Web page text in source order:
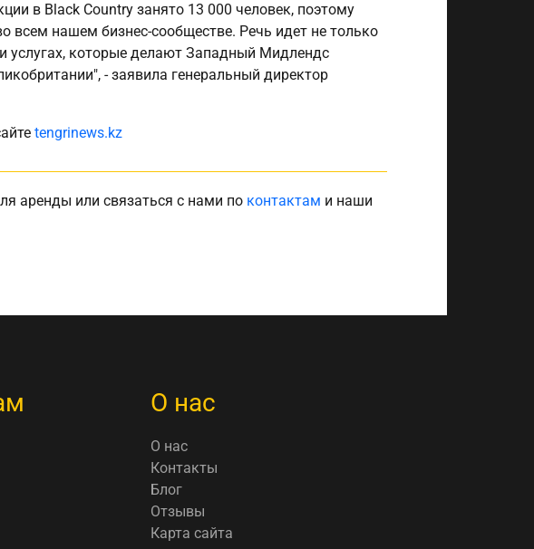
в Black Country занято 13 000 человек, поэтому
всем нашем бизнес-сообществе. Речь идет не только
услугах, которые делают Западный Мидлендс
- заявила генеральный директор
tengrinews.kz
аренды или связаться с нами по контактам и наши
О нас
О нас
Контакты
Блог
Отзывы
Карта сайта